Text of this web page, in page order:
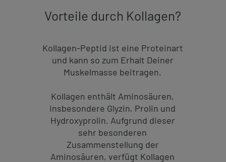
Vorteile durch Kollagen?
Kollagen-Peptid ist eine Proteinart
und kann so zum Erhalt Deiner
Muskelmasse beitragen.
Kollagen enthält Aminosäuren,
insbesondere Glyzin, Prolin und
Hydroxyprolin. Aufgrund dieser
sehr besonderen
Zusammenstellung der
Aminosäuren, verfügt Kollagen